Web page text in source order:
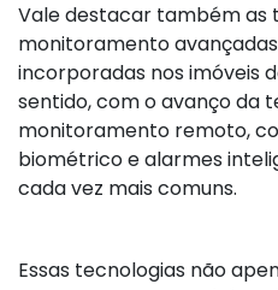
Vale destacar também as
monitoramento
incorporadas nos imóveis
sentido, com o avanço da
monitoramento remoto,
biométrico e alarmes
cada vez mais comuns.
Essas tecnologias não